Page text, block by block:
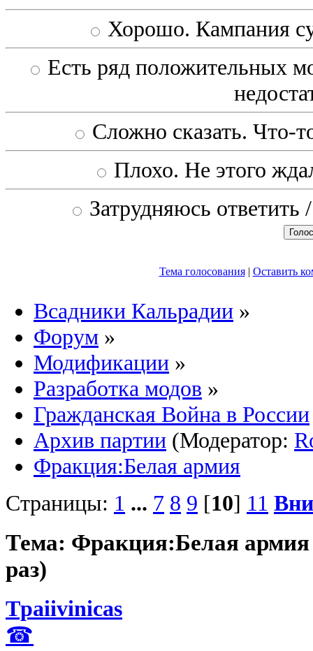
Хорошо. Кампания
Есть ряд положительных
Сложно сказать. Что-
Плохо. Не этого
Затрудняюсь
Тема голосования| Оставить
Всадники Кальрадии »
Форум »
Модификации »
Разработка модов »
Гражданская Война в России
Архив партии (Модератор:
Фракция:Белая армия
Страницы: 1 ... 7 8 9 [10] 11
Тема: Фракция:Белая
раз)
Tpaiivinicas
☎